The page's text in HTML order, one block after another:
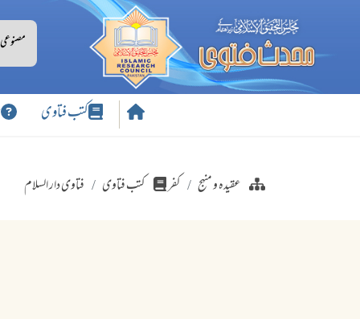
کتب فتاوی
عقیدہ و منہج کفر کتب فتاوی فتاوی دار السلام